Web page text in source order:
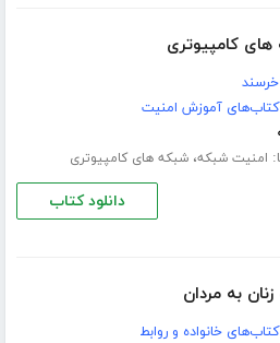
های کامپیوتری
خرسند
کتاب‌های آموزش امنیت
امنیت شبکه،شبکه های کامپیوتری
دانلود کتاب
به مردان
کتاب‌های خانواده و روابط